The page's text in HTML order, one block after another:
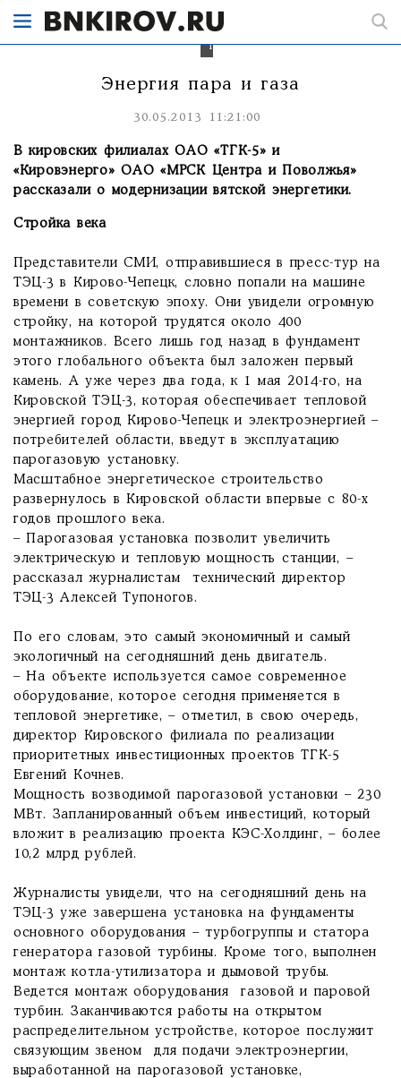
Алексей
Тупоногов.
Энергия пара и газа
30.05.2013 11:21:00
В кировских филиалах ОАО «ТГК-5» и
«Кировэнерго» ОАО «МРСК Центра и Поволжья»
рассказали о модернизации вятской энергетики.
Стройка века
Представители СМИ, отправившиеся в пресс-тур на
ТЭЦ-3 в Кирово-Чепецк, словно попали на машине
времени в советскую эпоху. Они увидели огромную
стройку, на которой трудятся около 400
монтажников. Всего лишь год назад в фундамент
этого глобального объекта был заложен первый
камень. А уже через два года, к 1 мая 2014-го, на
Кировской ТЭЦ-3, которая обеспечивает тепловой
энергией город Кирово-Чепецк и электроэнергией –
потребителей области, введут в эксплуатацию
парогазовую установку.
Масштабное энергетическое строительство
развернулось в Кировской области впервые с 80-х
годов прошлого века.
– Парогазовая установка позволит увеличить
электрическую и тепловую мощность станции, –
рассказал журналистам технический директор
ТЭЦ-3 Алексей Тупоногов.
По его словам, это самый экономичный и самый
экологичный на сегодняшний день двигатель.
– На объекте используется самое современное
оборудование, которое сегодня применяется в
тепловой энергетике, – отметил, в свою очередь,
директор Кировского филиала по реализации
приоритетных инвестиционных проектов ТГК-5
Евгений Кочнев.
Мощность возводимой парогазовой установки – 230
МВт. Запланированный объем инвестиций, который
вложит в реализацию проекта КЭС-Холдинг, – более
10,2 млрд рублей.
Журналисты увидели, что на сегодняшний день на
ТЭЦ-3 уже завершена установка на фундаменты
основного оборудования – турбогруппы и статора
генератора газовой турбины. Кроме того, выполнен
монтаж котла-утилизатора и дымовой трубы.
Ведется монтаж оборудования газовой и паровой
турбин. Заканчиваются работы на открытом
распределительном устройстве, которое послужит
связующим звеном для подачи электроэнергии,
выработанной на парогазовой установке,